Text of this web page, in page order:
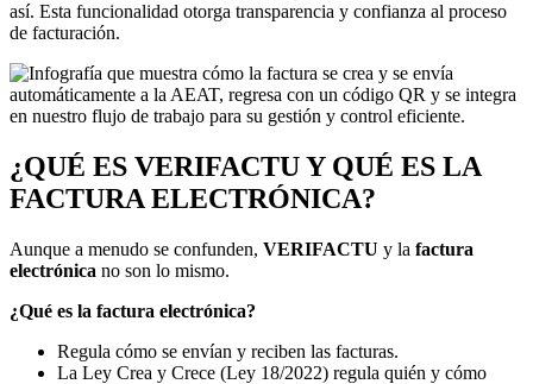
así. Esta funcionalidad otorga transparencia y confianza al proceso
de facturación.
¿QUÉ ES VERIFACTU Y QUÉ ES LA
FACTURA ELECTRÓNICA?
Aunque a menudo se confunden, VERIFACTU y la factura
electrónica no son lo mismo.
¿Qué es la factura electrónica?
Regula cómo se envían y reciben las facturas.
La Ley Crea y Crece (Ley 18/2022) regula quién y cómo